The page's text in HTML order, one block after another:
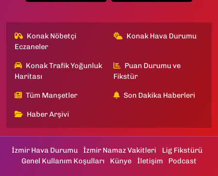
Konak Nöbetçi
Eczaneler
Konak Hava Durumu
Konak Trafik Yoğunluk
Haritası
Puan Durumu ve
Fikstür
Tüm Manşetler Son Dakika Haberleri
Haber Arşivi
İzmir Hava Durumu İzmir Namaz Vakitleri
Lig Fikstürü
Genel Kullanım Koşulları
Künye İletişim Podcast